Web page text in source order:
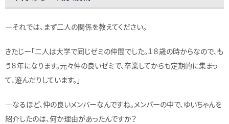
—それでは、まず二人の関係を教えてください。
きたじー「二人は大学で同じゼミの仲間でした。１８歳の時からなので、も
う８年になります。元々仲の良いゼミで、卒業してからも定期的に集まっ
て、遊んだりしています。」
—なるほど、仲の良いメンバーなんですね。メンバーの中で、ゆいちゃんを
紹介したのは、何か理由があったんですか？